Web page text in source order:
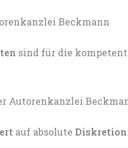
sind für die
auf absolute Diskretion